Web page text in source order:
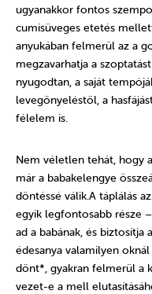
ugyanakkor fontos
cumisüveges etetés
anyukában felmerül az a
megzavarhatja a
nyugodtan, a saját
levegőnyeléstől, a
félelem is.
Nem véletlen tehát, hogy
már a babakelengye
döntéssé válik.A táplálás
egyik legfontosabb része
ad a babának, és
édesanya valamilyen
dönt*, gyakran felmerül a
vezet-e a mell